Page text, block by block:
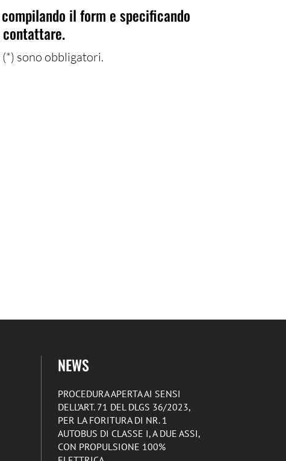
compilando il form e specificando
sono obbligatori.
NEWS
PROCEDURA APERTA AI SENSI
DELL’ART. 71 DEL DLGS 36/2023,
PER LA FORITURA DI NR. 1
AUTOBUS DI CLASSE I, A DUE ASSI,
CON PROPULSIONE 100%